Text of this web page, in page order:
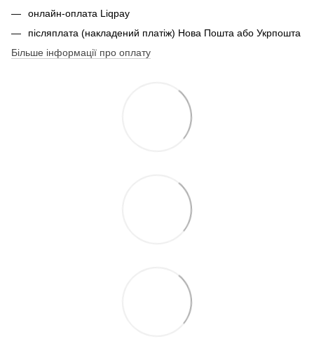
онлайн-оплата Liqpay
післяплата (накладений платіж) Нова Пошта або Укрпошта
Більше інформації про оплату